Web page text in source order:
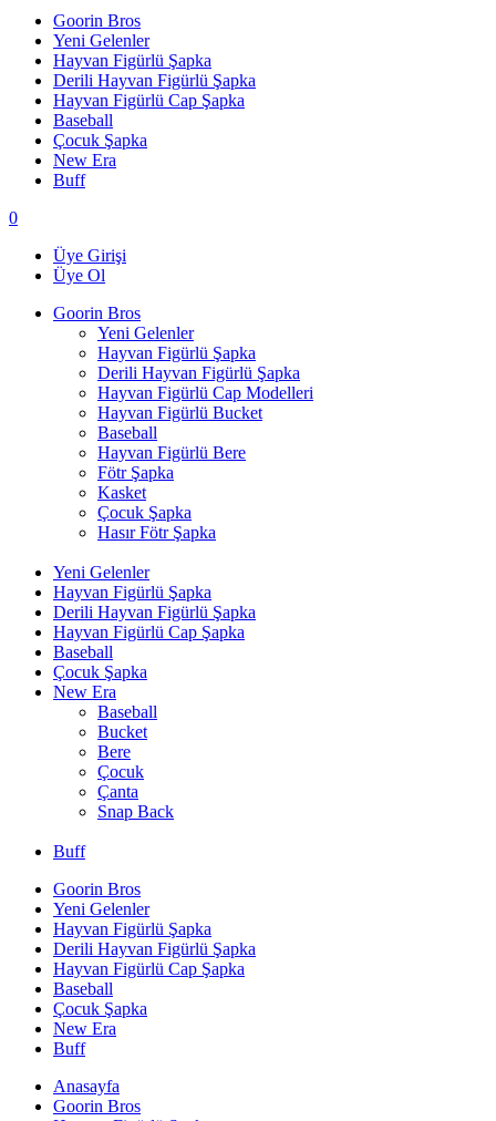
Goorin Bros
Yeni Gelenler
Hayvan Figürlü Şapka
Derili Hayvan Figürlü Şapka
Hayvan Figürlü Cap Şapka
Baseball
Çocuk Şapka
New Era
Buff
0
Üye Girişi
Üye Ol
Goorin Bros
Yeni Gelenler
Hayvan Figürlü Şapka
Derili Hayvan Figürlü Şapka
Hayvan Figürlü Cap Modelleri
Hayvan Figürlü Bucket
Baseball
Hayvan Figürlü Bere
Fötr Şapka
Kasket
Çocuk Şapka
Hasır Fötr Şapka
Yeni Gelenler
Hayvan Figürlü Şapka
Derili Hayvan Figürlü Şapka
Hayvan Figürlü Cap Şapka
Baseball
Çocuk Şapka
New Era
Baseball
Bucket
Bere
Çocuk
Çanta
Snap Back
Buff
Goorin Bros
Yeni Gelenler
Hayvan Figürlü Şapka
Derili Hayvan Figürlü Şapka
Hayvan Figürlü Cap Şapka
Baseball
Çocuk Şapka
New Era
Buff
Anasayfa
Goorin Bros